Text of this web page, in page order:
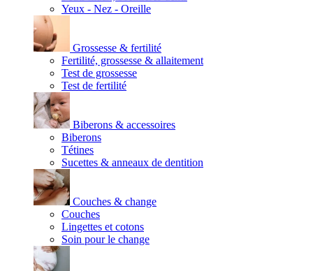
Yeux - Nez - Oreille
Grossesse & fertilité
Fertilité, grossesse & allaitement
Test de grossesse
Test de fertilité
Biberons & accessoires
Biberons
Tétines
Sucettes & anneaux de dentition
Couches & change
Couches
Lingettes et cotons
Soin pour le change